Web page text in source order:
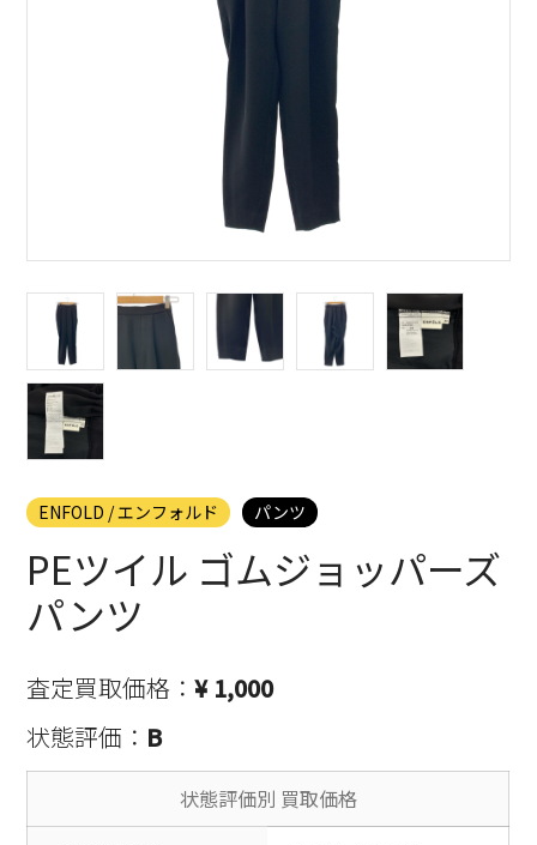
ENFOLD / エンフォルド パンツ
PEツイル ゴムジョッパーズ
パンツ
査定買取価格：¥ 1,000
状態評価： B
状態評価別 買取価格